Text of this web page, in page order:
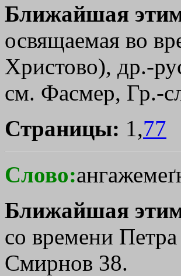
Ближайшая
освящаемая во
Христово), др.-
см. Фасмер, Гр.-
Страницы: 1,77
Слово:
Ближайшая
со времени
Смирнов 38.